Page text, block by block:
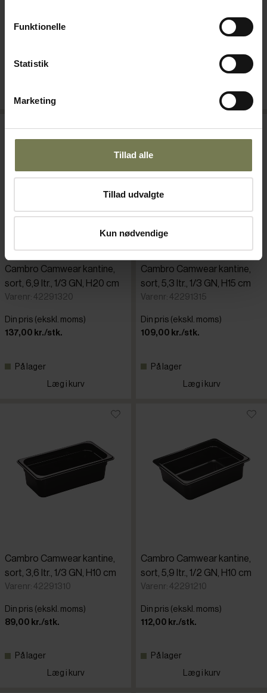
Funktionelle
Statistik
Marketing
Tillad alle
Tillad udvalgte
Kun nødvendige
Din pris (ekskl. moms)
Din pris (ekskl. moms)
Læg i kurv
Cambro Camwear kantine,
sort, 6,9 ltr., 1/3 GN, H20 cm
Varenr: 42291320
Din pris (ekskl. moms)
137,00 kr./stk.
På lager
Læg i kurv
Cambro Camwear kantine,
sort, 5,3 ltr., 1/3 GN, H15 cm
Varenr: 42291315
Din pris (ekskl. moms)
109,00 kr./stk.
På lager
Læg i kurv
Cambro Camwear kantine,
sort, 3,6 ltr., 1/3 GN, H10 cm
Varenr: 42291310
Din pris (ekskl. moms)
89,00 kr./stk.
På lager
Læg i kurv
Cambro Camwear kantine,
sort, 5,9 ltr., 1/2 GN, H10 cm
Varenr: 42291210
Din pris (ekskl. moms)
112,00 kr./stk.
På lager
Læg i kurv